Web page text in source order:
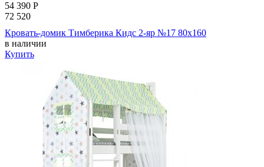
54 390 Р
72 520
Кровать-домик Тимберика Кидс 2-яр №17 80х160
в наличии
Купить